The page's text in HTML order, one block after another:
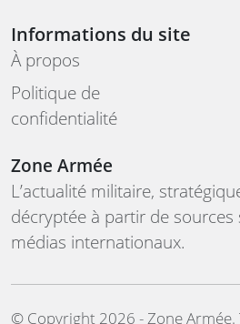
Informations du site
À propos
Politique de
confidentialité
Zone Armée
L’actualité militaire,
décryptée à partir de sources
médias internationaux.
©️ Copyright 2026 - Zone